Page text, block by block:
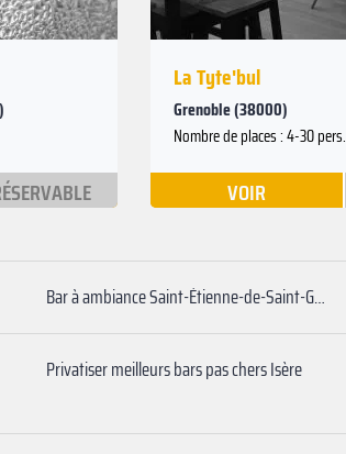
La Tyte'bul
Grenoble (38000)
Nombre de places : 4-30 pers.
VOIR
Bar à ambiance Saint-Étienne-de-Saint-Geoirs
Privatiser meilleurs bars pas chers Isère